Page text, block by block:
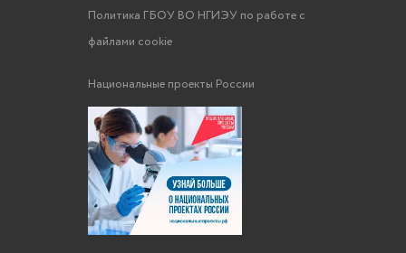
Политика ГБОУ ВО НГИЭУ по работе с
файлами cookie
Национальные проекты России